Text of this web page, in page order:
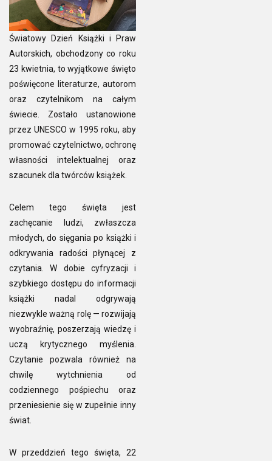
Światowy Dzień Książki i Praw
Autorskich, obchodzony co roku
23 kwietnia, to wyjątkowe święto
poświęcone literaturze, autorom
oraz czytelnikom na całym
świecie. Zostało ustanowione
przez UNESCO w 1995 roku, aby
promować czytelnictwo, ochronę
własności intelektualnej oraz
szacunek dla twórców książek.
Celem tego święta jest
zachęcanie ludzi, zwłaszcza
młodych, do sięgania po książki i
odkrywania radości płynącej z
czytania. W dobie cyfryzacji i
szybkiego dostępu do informacji
książki nadal odgrywają
niezwykle ważną rolę — rozwijają
wyobraźnię, poszerzają wiedzę i
uczą krytycznego myślenia.
Czytanie pozwala również na
chwilę wytchnienia od
codziennego pośpiechu oraz
przeniesienie się w zupełnie inny
świat.
W przeddzień tego święta, 22